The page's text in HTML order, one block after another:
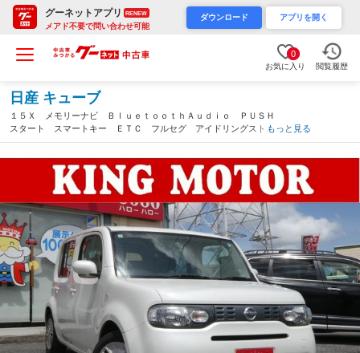
グーネットアプリ RENEW
メアド不要で問い合わせ可能
ダウンロード アプリを開く
0
お気に入り 閲覧履歴
日産 キューブ
１５Ｘ メモリーナビ ＢｌｕｅｔｏｏｔｈＡｕｄｉｏ ＰＵＳＨ
スタート スマートキー ＥＴＣ フルセグ アイドリングストッ
プ（千葉県）
もっと見る